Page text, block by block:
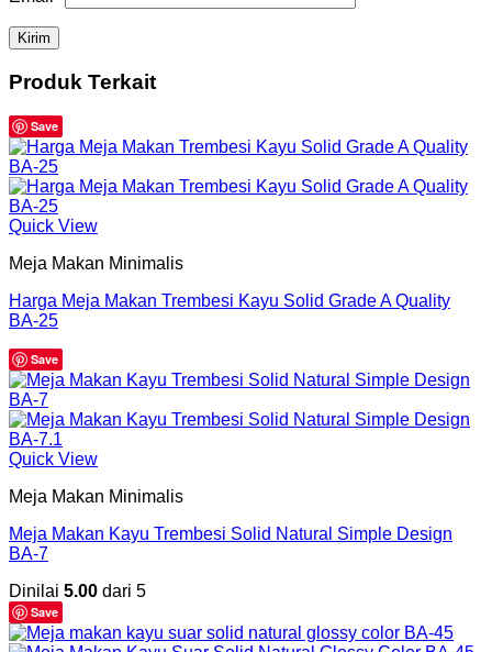
Produk Terkait
Save
Quick View
Meja Makan Minimalis
Harga Meja Makan Trembesi Kayu Solid Grade A Quality
BA-25
Save
Quick View
Meja Makan Minimalis
Meja Makan Kayu Trembesi Solid Natural Simple Design
BA-7
Dinilai 5.00 dari 5
Save